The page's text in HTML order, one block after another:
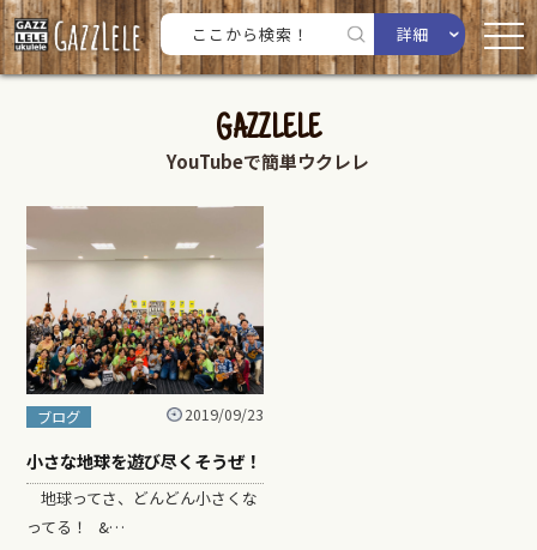
詳細
GAZZLELE
YouTubeで簡単ウクレレ
ブログ 2019/09/23
小さな地球を遊び尽くそうぜ！
地球ってさ、どんどん小さくな
ってる！ &…